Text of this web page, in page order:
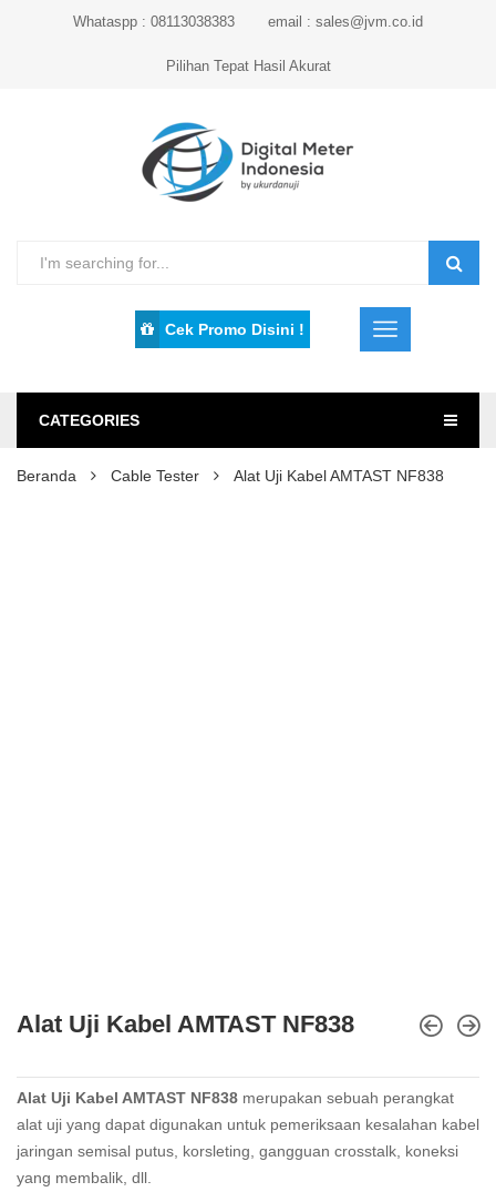
Whataspp : 08113038383 email : sales@jvm.co.id
Pilihan Tepat Hasil Akurat
Cek Promo Disini !
CATEGORIES
Beranda Cable Tester Alat Uji Kabel AMTAST NF838
Alat Uji Kabel AMTAST NF838
Alat Uji Kabel AMTAST NF838 merupakan sebuah perangkat
alat uji yang dapat digunakan untuk pemeriksaan kesalahan kabel
jaringan semisal putus, korsleting, gangguan crosstalk, koneksi
yang membalik, dll.